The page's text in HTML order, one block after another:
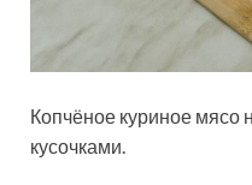
Копчёное куриное мясо
кусочками.